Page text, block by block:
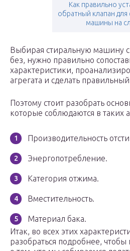
Как правильно
обратный клапан для
машины на
Выбирая стиральную машину
без, нужно правильно
характеристики,
агрегата и сделать
Поэтому стоит разобрать
которые соблюдаются в таких
Производительность
Энергопотребление.
Категория отжима.
Вместительность.
Материал бака.
Итак, во всех этих
разобраться подробнее, чтобы